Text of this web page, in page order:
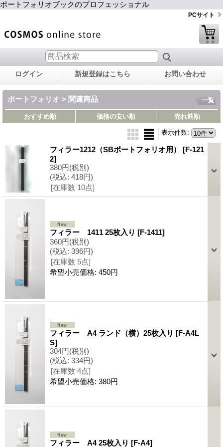
ポートフォリオブックのプロフェッショナル
PCサイト
ログイン 新規登録はこちら お問い合わせ
ポートフォリオ > 関連商品 一覧
おすすめ順 価格の安い順 売れ筋順
表示件数:
フィラー1212（SBポートフォリオ用） [F-121
2]
380円(税別)
(税込: 418円)
[在庫数 10点]
フィラー 1411 25枚入り [F-1411]
360円(税別)
(税込: 396円)
[在庫数 5点]
希望小売価格: 450円
フィラー A4 ランド（横）25枚入り [F-A4L
S]
304円(税別)
(税込: 334円)
[在庫数 4点]
希望小売価格: 380円
フィラー A4 25枚入り [F-A4]